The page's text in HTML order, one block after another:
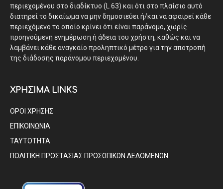
περιεχομένου στο διαδίκτυο (L 63) και ότι στο πλαίσιο αυτό
διατηρεί το δικαίωμα να μην δημοσιεύει ή/και να αφαιρεί κάθε
περιεχόμενο το οποίο κρίνει ότι είναι παράνομο, χωρίς
προηγούμενη ενημέρωση ή άδεια του χρήστη, καθώς και να
λαμβάνει κάθε αναγκαίο προληπτικό μέτρο για την αποτροπή
της διάδοσης παράνομου περιεχομένου.
ΧΡΗΣΙΜΑ LINKS
ΟΡΟΙ ΧΡΗΣΗΣ
ΕΠΙΚΟΙΝΩΝΙΑ
ΤΑΥΤΟΤΗΤΑ
ΠΟΛΙΤΙΚΗ ΠΡΟΣΤΑΣΙΑΣ ΠΡΟΣΩΠΙΚΩΝ ΔΕΔΟΜΕΝΩΝ